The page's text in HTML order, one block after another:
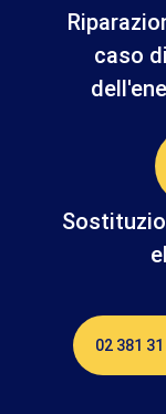
caso
02 381 31